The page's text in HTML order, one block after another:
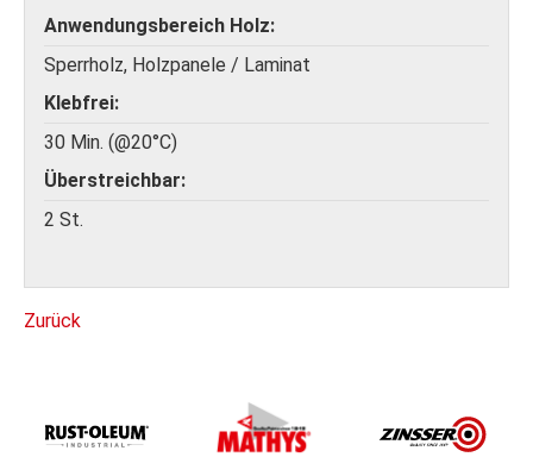
Anwendungsbereich Holz
Sperrholz, Holzpanele / Laminat
Klebfrei
30 Min. (@20°C)
Überstreichbar
2 St.
Zurück